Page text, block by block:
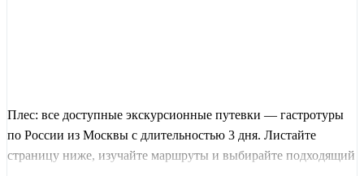
Плес: все доступные экскурсионные путевки — гастротуры
по России из Москвы с длительностью 3 дня. Листайте
страницу ниже, изучайте маршруты и выбирайте подходящий